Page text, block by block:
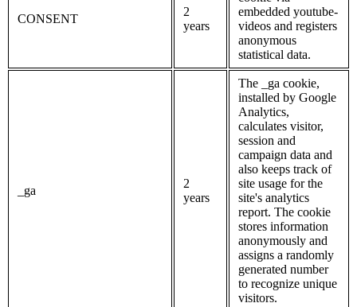
CONSENT
2
years
embedded youtube-
videos and registers
anonymous
statistical data.
_ga
2
years
The _ga cookie,
installed by Google
Analytics,
calculates visitor,
session and
campaign data and
also keeps track of
site usage for the
site's analytics
report. The cookie
stores information
anonymously and
assigns a randomly
generated number
to recognize unique
visitors.